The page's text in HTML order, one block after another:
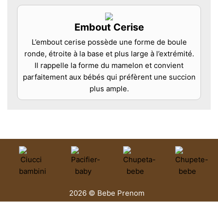
Embout Cerise
L’embout cerise possède une forme de boule
ronde, étroite à la base et plus large à l’extrémité.
Il rappelle la forme du mamelon et convient
parfaitement aux bébés qui préfèrent une succion
plus ample.
2026 © Bebe Prenom